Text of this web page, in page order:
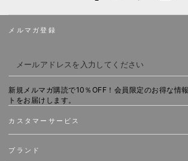
カスタマーサービス
ブランド
メルマガ登録
ー
ル
ア
ド
レ
新規メルマガ購読で10％OFF！会員限定のお得な情
トをお届けします。